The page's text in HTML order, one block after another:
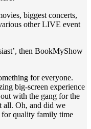
biggest concerts,
other LIVE event
then BookMyShow
for everyone.
big-screen experience
with the gang for the
all. Oh, and did we
for quality family time